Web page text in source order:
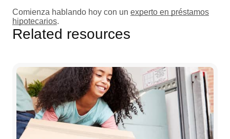
Comienza hablando hoy con un experto en préstamos
hipotecarios.
Related resources